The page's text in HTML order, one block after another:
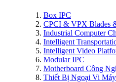
Box IPC
CPCI & VPX Blades
Industrial Computer
Intelligent
Intelligent Video
Modular IPC
Motherboard Công
Thiết Bị Ngoại Vi